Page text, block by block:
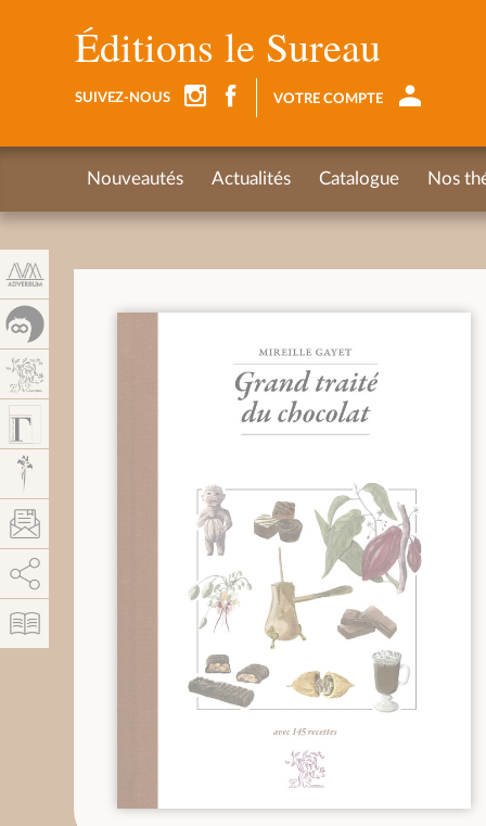
Éditions le Sureau
SUIVEZ-NOUS VOTRE COMPTE
Nouveautés Actualités Catalogue Nos